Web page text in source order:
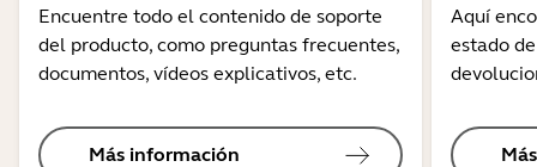
Encuentre todo el contenido de soporte
del producto, como preguntas frecuentes,
documentos, vídeos explicativos, etc.
Más información
Aquí
estado